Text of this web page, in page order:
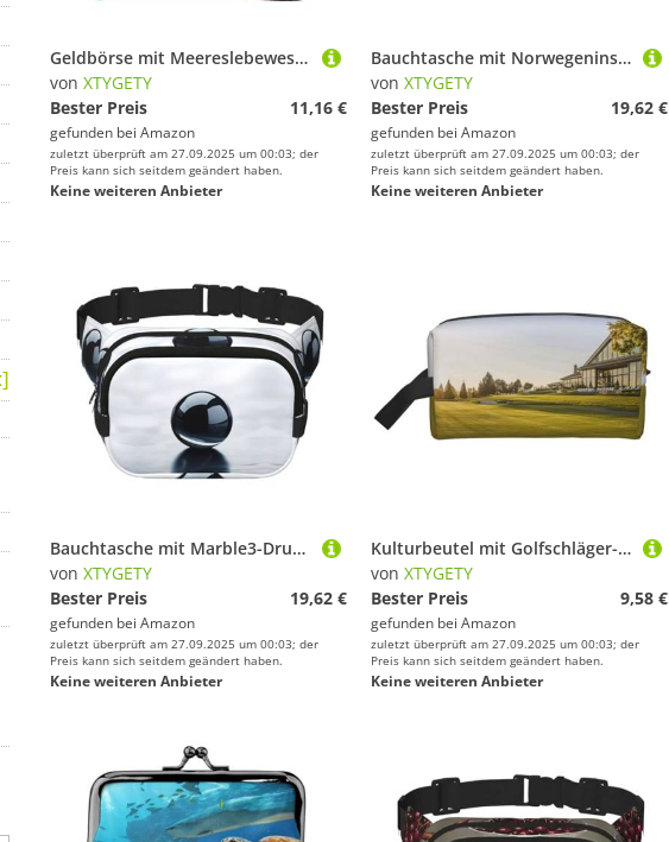
Geldbörse mit Meereslebewesen-Druck, für Damen, Münzgeldbörse, kleine Beutel mit Kussschloss, für Münzen, Karten, kleine Gegenstände
von XTYGETY
Bester Preis
11,16 €
gefunden bei Amazon
zuletzt überprüft am 27.09.2025 um 00:03; der
Preis kann sich seitdem geändert haben.
Keine weiteren Anbieter
Bauchtasche mit Norwegeninsel-Druck, für Damen und Herren, mit verstellbarem Gurt, für Reisen, Wandern, Radfahren
von XTYGETY
Bester Preis
19,62 €
gefunden bei Amazon
zuletzt überprüft am 27.09.2025 um 00:03; der
Preis kann sich seitdem geändert haben.
Keine weiteren Anbieter
Bauchtasche mit Marble3-Druck, für Damen und Herren, mit verstellbarem Gurt, für Reisen, Wandern, Radfahren, Schwarz
von XTYGETY
Bester Preis
19,62 €
gefunden bei Amazon
zuletzt überprüft am 27.09.2025 um 00:03; der
Preis kann sich seitdem geändert haben.
Keine weiteren Anbieter
Kulturbeutel mit Golfschläger-Aufdruck, Kosmetiktasche, Kulturbeutel für Männer und Frauen, für Reisen, Fitnessstudio, Alltag
von XTYGETY
Bester Preis
9,58 €
gefunden bei Amazon
zuletzt überprüft am 27.09.2025 um 00:03; der
Preis kann sich seitdem geändert haben.
Keine weiteren Anbieter